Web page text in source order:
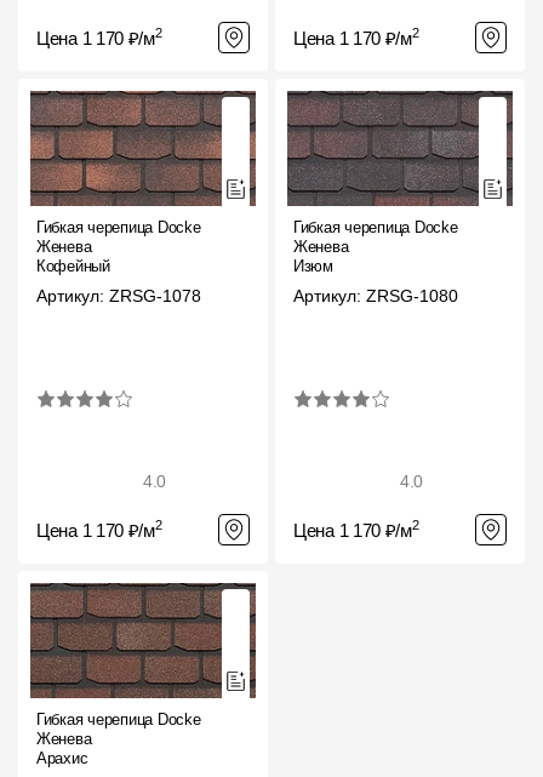
Цена 1 170 ₽/м2 Цена 1 170 ₽/м2
Гибкая черепица Docke
Женева
Кофейный
Артикул: ZRSG-1078
4.0
Цена 1 170 ₽/м2
Гибкая черепица Docke
Женева
Изюм
Артикул: ZRSG-1080
4.0
Цена 1 170 ₽/м2
Гибкая черепица Docke
Женева
Арахис